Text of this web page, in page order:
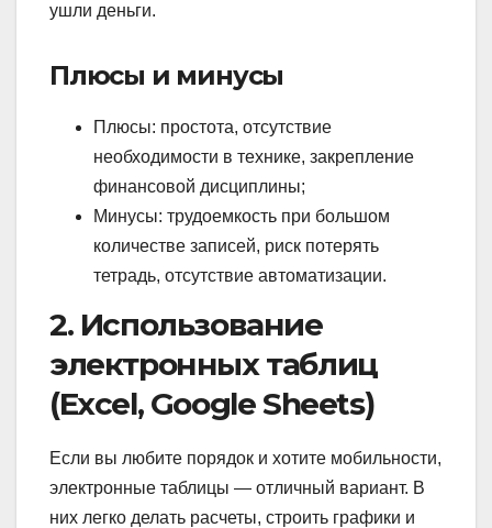
ушли деньги.
Плюсы и минусы
Плюсы: простота, отсутствие
необходимости в технике, закрепление
финансовой дисциплины;
Минусы: трудоемкость при большом
количестве записей, риск потерять
тетрадь, отсутствие автоматизации.
2. Использование
электронных таблиц
(Excel, Google Sheets)
Если вы любите порядок и хотите мобильности,
электронные таблицы — отличный вариант. В
них легко делать расчеты, строить графики и